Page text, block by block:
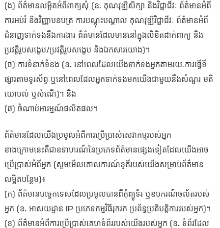
(ង) ព័ត៌មានលម្អិតអំពីពាក្យសុំ (ឧ. គុណវុឌ្ឍិសិក្សា និងវិជ្ជាជីវៈ ព័ត៌មានអំពី
ការអប់រំ និងវិញ្ញាបនបត្រ ការបណ្តុះបណ្តាល គុណវុឌ្ឍិវិជ្ជាជីវៈ ព័ត៌មានអំពី
ជំនាញទាក់ទងនឹងការងារ ព័ត៌មានដែលមាននៅក្នុងលិខិតដាក់ពាក្យ និង
ប្រវត្តិរូបសង្ខេប/ប្រវត្តិរូបសង្ខេប និងឯកសារយោង)។
(ច) ការទំនាក់ទំនង (ឧ. នៅពេលដែលយើងទាក់ទងអ្នកតាមរយៈការធ្វើទី
ផ្សារតាមទូរស័ព្ទ ឬនៅពេលដែលអ្នកទាក់ទងមកយើងជាមួយនឹងសំណួរ មតិ
យោបល់ ឬសំណើ)។ និង
(ឆ) ចំណាប់អារម្មណ៍ផលិតផល។
ព័ត៌មានដែលយើងប្រមូលអំពីការប្រើប្រាស់សេវាកម្មរបស់អ្នក
ខាងក្រោមនេះគឺជាឧទាហរណ៍នៃប្រភេទព័ត៌មានផ្សេងទៀតដែលយើងអាច
ប្រើប្រាស់អំពីអ្នក (សូមមើលគោលការណ៍ខូគីរបស់យើងសម្រាប់ព័ត៌មាន
លម្អិតបន្ថែម)៖
(ក) ព័ត៌មានបច្ចេកទេសដែលប្រមូលបានពីកុំព្យូទ័រ ឬឧបករណ៍ចល័តរបស់
អ្នក (ឧ. អាសយដ្ឋាន IP ប្រភេទកម្មវិធីរុករក ប្រព័ន្ធប្រតិបត្តិការរបស់អ្នក)។
(ខ) ព័ត៌មានអំពីការប្រើប្រាស់គេហទំព័ររបស់យើងរបស់អ្នក (ឧ. ទំព័រដែល